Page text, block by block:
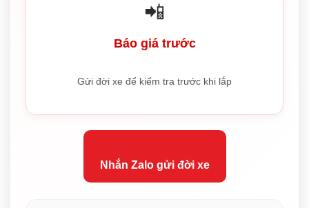
📲
Báo giá trước
Gửi đời xe để kiểm tra trước khi lắp
Nhắn Zalo gửi đời xe